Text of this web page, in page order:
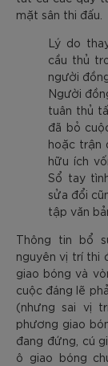
mặt sân thi đấu.
Lý do
cầu thủ
người
Người
tuân thủ
đã bỏ
hoặc trận
hữu ích
Sổ tay
sửa đổi
tập văn
Thông tin bổ
nguyên vị trí thi
giao bóng và
cuộc đáng lẽ
(nhưng sai vị
phương giao
đang đứng, cú
ô giao bóng